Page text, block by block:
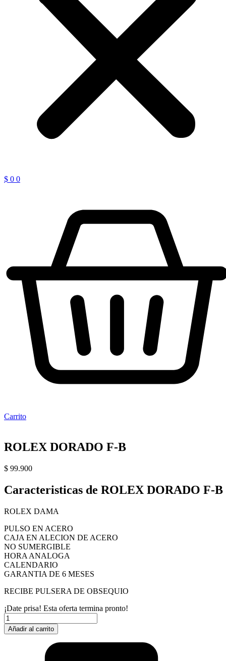
$ 0 0
Carrito
ROLEX DORADO F-B
$ 99.900
Caracteristicas de ROLEX DORADO F-B
ROLEX DAMA
PULSO EN ACERO
CAJA EN ALECION DE ACERO
NO SUMERGIBLE
HORA ANALOGA
CALENDARIO
GARANTIA DE 6 MESES
RECIBE PULSERA DE OBSEQUIO
¡Date prisa! Esta oferta termina pronto!
ROLEX
DORADO
F-
Añadir al carrito